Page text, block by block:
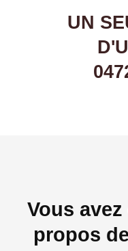
UN
Vous
propos